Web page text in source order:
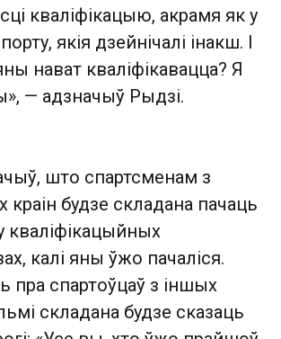
кваліфікацыю, акрамя як у
якія дзейнічалі інакш. І
нават кваліфікавацца? Я
— адзначыў Рыдзі.
што спартсменам з
краін будзе складана пачаць
кваліфікацыйных
калі яны ўжо пачаліся.
пра спартоўцаў з іншых
складана будзе сказаць